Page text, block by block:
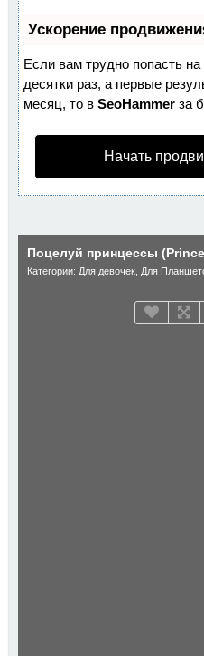
Ускорение
Если вам трудно попасть
десятки раз, а первые
месяц, то в SeoHammer за
Начать
Поцелуй принцессы
Категории: Для девочек Для